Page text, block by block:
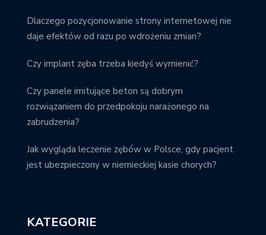
Dlaczego pozycjonowanie strony internetowej nie
daje efektów od razu po wdrożeniu zmian?
Czy implant zęba trzeba kiedyś wymienić?
Czy panele imitujące beton są dobrym
rozwiązaniem do przedpokoju narażonego na
zabrudzenia?
Jak wygląda leczenie zębów w Polsce, gdy pacjent
jest ubezpieczony w niemieckiej kasie chorych?
KATEGORIE